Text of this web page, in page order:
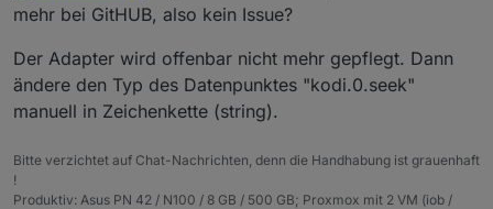
Finde den Adapter aber nicht mehr bei GitHUB,
also kein Issue?
Grüße
mehr bei GitHUB, also kein Issue?
Der Adapter wird offenbar nicht mehr gepflegt. Dann
ändere den Typ des Datenpunktes "kodi.0.seek"
manuell in Zeichenkette (string).
Bitte verzichtet auf Chat-Nachrichten, denn die Handhabung ist grauenhaft
!
Produktiv: Asus PN 42 / N100 / 8 GB / 500 GB; Proxmox mit 2 VM (iob /